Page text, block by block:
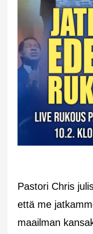
Pastori Chris
että me
maailman